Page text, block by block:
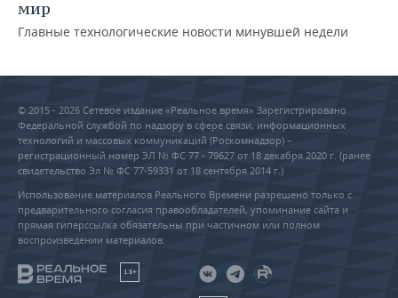
мир
Главные технологические новости минувшей недели
© 2015 - 2026 Сетевое издание «Реальное время» Зарегистрировано
Федеральной службой по надзору в сфере связи, информационных
технологий и массовых коммуникаций (Роскомнадзор) –
регистрационный номер ЭЛ № ФС 77 - 79627 от 18 декабря 2020 г. (ранее
свидетельство Эл № ФС 77-59331 от 18 сентября 2014 г.)
Использование материалов Реального Времени разрешено только с
предварительного согласия правообладателей, упоминание сайта и
прямая гиперссылка обязательны при частичном или полном
воспроизведении материалов.
18+